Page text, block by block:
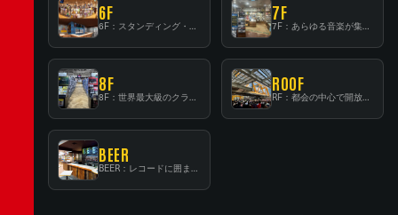
6F
6F：スタンディング・ビアバーを新設した日本最大規模のレコード専門フロア！
7F
7F：あらゆる音楽が集結する最多ジャンルフロア！
8F
8F：世界最大級のクラシック音楽専門フロア！
ROOF
RF：都会の中心で開放感あふれるルーフトップイベントスペース
BEER
BEER：レコードに囲まれたスタンディングバー